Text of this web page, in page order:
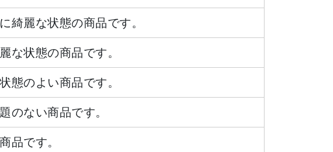
綺麗な状態の商品です。
な状態の商品です。
態のよい商品です。
のない商品です。
品です。